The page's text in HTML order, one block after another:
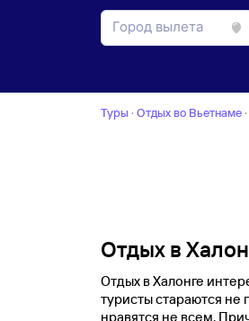
Туры · Отдых во Вьетнаме ·
Отдых в
Отдых в Халонге
туристы стараются
нравятся не всем.